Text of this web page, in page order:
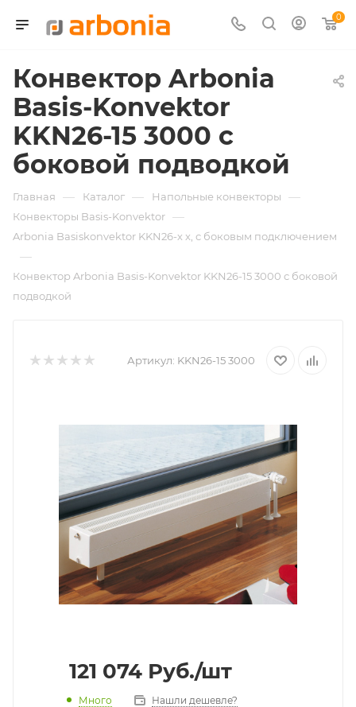
0
Конвектор Arbonia
Basis-Konvektor
KKN26-15 3000 с
боковой подводкой
Главная — Каталог — Напольные конвекторы —
Конвекторы Basis-Konvektor —
Arbonia Basiskonvektor KKN26-х x, с боковым подключением
—
Конвектор Arbonia Basis-Konvektor KKN26-15 3000 с боковой
подводкой
Артикул: KKN26-15 3000
121 074 Руб./шт
Много Нашли дешевле?